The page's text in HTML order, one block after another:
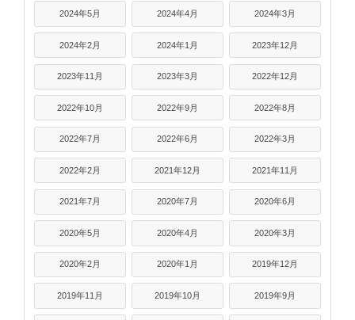
2024年5月 2024年4月 2024年3月
2024年2月 2024年1月 2023年12月
2023年11月 2023年3月 2022年12月
2022年10月 2022年9月 2022年8月
2022年7月 2022年6月 2022年3月
2022年2月 2021年12月 2021年11月
2021年7月 2020年7月 2020年6月
2020年5月 2020年4月 2020年3月
2020年2月 2020年1月 2019年12月
2019年11月 2019年10月 2019年9月